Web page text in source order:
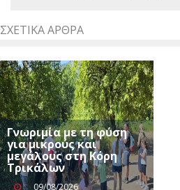
ΣΧΕΤΙΚΆ ΆΡΘΡΑ
Γνωριμία με τη φύση
για μικρούς και
μεγάλους στη Κόρη
Τρικάλων
09/08/2026